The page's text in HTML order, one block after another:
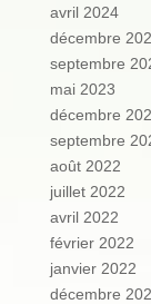
avril 2024
décembre
septembre
mai 2023
décembre
septembre
août 2022
juillet 2022
avril 2022
février 2022
janvier 2022
décembre